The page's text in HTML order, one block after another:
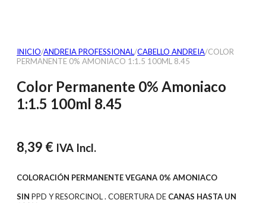
INICIO/ANDREIA PROFESSIONAL/CABELLO ANDREIA/COLOR
PERMANENTE 0% AMONIACO 1:1.5 100ML 8.45
Color Permanente 0% Amoniaco
1:1.5 100ml 8.45
8,39 € IVA Incl.
COLORACIÓN PERMANENTE VEGANA 0% AMONIACO
SIN PPD Y RESORCINOL . COBERTURA DE CANAS HASTA UN